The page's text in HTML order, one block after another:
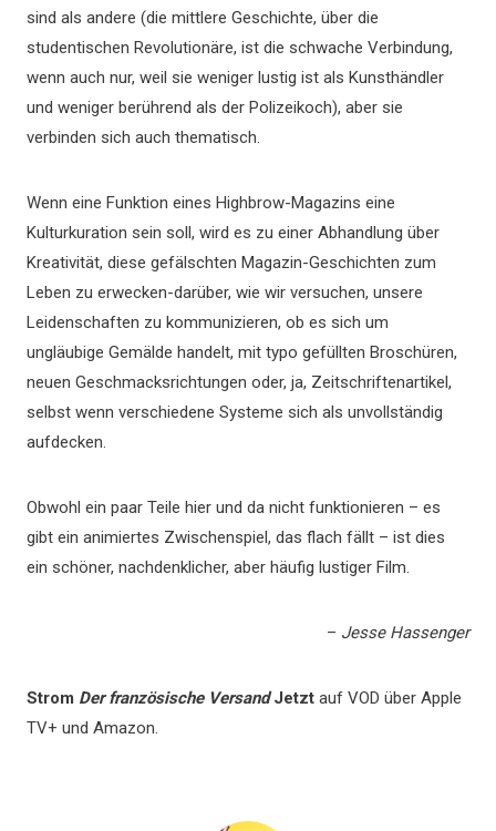
sind als andere (die mittlere Geschichte, über die
studentischen Revolutionäre, ist die schwache Verbindung,
wenn auch nur, weil sie weniger lustig ist als Kunsthändler
und weniger berührend als der Polizeikoch), aber sie
verbinden sich auch thematisch.
Wenn eine Funktion eines Highbrow-Magazins eine
Kulturkuration sein soll, wird es zu einer Abhandlung über
Kreativität, diese gefälschten Magazin-Geschichten zum
Leben zu erwecken-darüber, wie wir versuchen, unsere
Leidenschaften zu kommunizieren, ob es sich um
ungläubige Gemälde handelt, mit typo gefüllten Broschüren,
neuen Geschmacksrichtungen oder, ja, Zeitschriftenartikel,
selbst wenn verschiedene Systeme sich als unvollständig
aufdecken.
Obwohl ein paar Teile hier und da nicht funktionieren – es
gibt ein animiertes Zwischenspiel, das flach fällt – ist dies
ein schöner, nachdenklicher, aber häufig lustiger Film.
– Jesse Hassenger
Strom Der französische VersandJetzt auf VOD über Apple
TV+ und Amazon.